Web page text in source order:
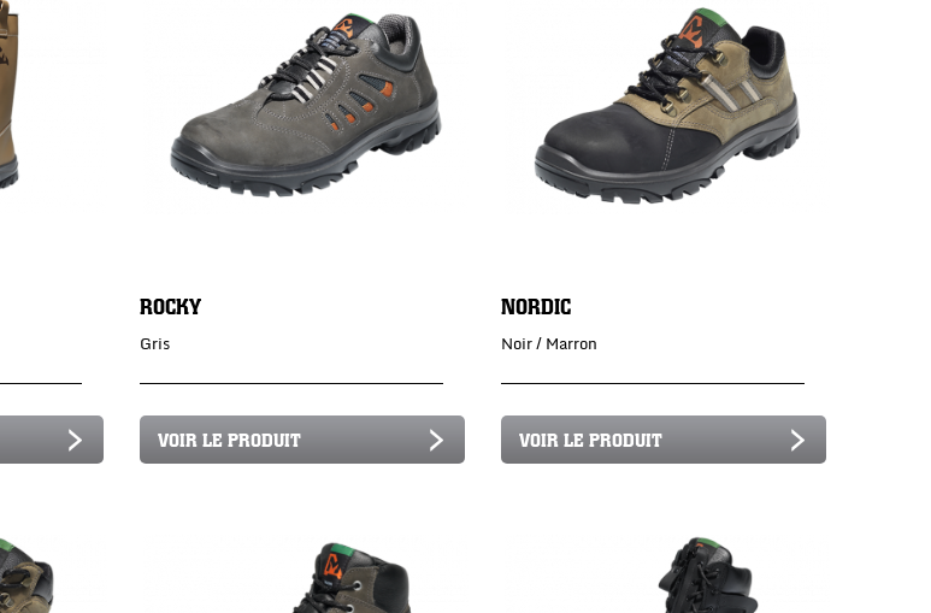
ROCKY
Gris
VOIR LE PRODUIT
NORDIC
Noir / Marron
VOIR LE PRODUIT